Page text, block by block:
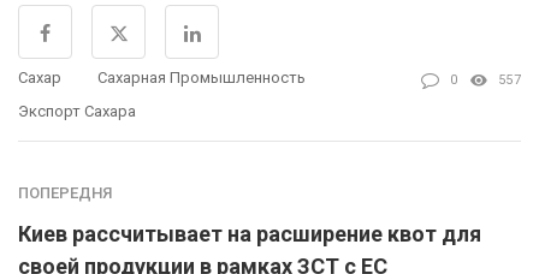
Сахар
Сахарная Промышленность
Экспорт Сахара
0 557
ПОПЕРЕДНЯ
Киев рассчитывает на расширение квот для
своей продукции в рамках ЗСТ с ЕС